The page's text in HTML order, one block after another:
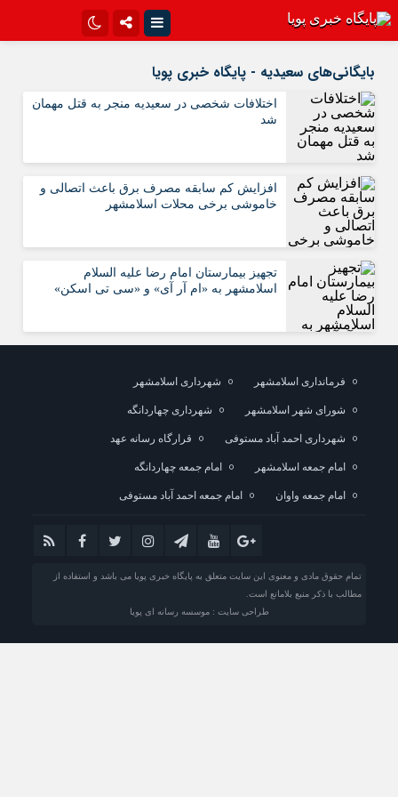
سروش
آپارات
بایگانی‌های سعیدیه - پایگاه خبری پویا
اختلافات شخصی در سعیدیه منجر به قتل مهمان
شد
افزایش کم سابقه مصرف برق باعث اتصالی و
خاموشی برخی محلات اسلامشهر
تجهیز بیمارستان امام رضا علیه السلام
اسلامشهر به «ام آر آی» و «سی تی اسکن»
فرمانداری اسلامشهر شهرداری اسلامشهر
شورای شهر اسلامشهر شهرداری چهاردانگه
شهرداری احمد آباد مستوفی قرارگاه رسانه عهد
امام جمعه اسلامشهر امام جمعه چهاردانگه
امام جمعه واوان امام جمعه احمد آباد مستوفی
تمام حقوق مادی و معنوی این سایت متعلق به پایگاه خبری پویا می باشد و استفاده از
مطالب با ذکر منبع بلامانع است.
طراحی سایت : موسسه رسانه ای پویا